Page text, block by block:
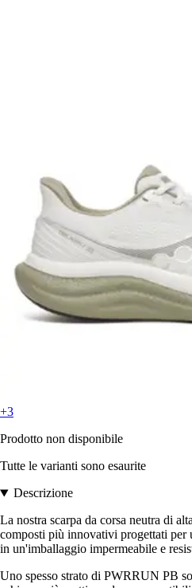
+3
Prodotto non disponibile
Tutte le varianti sono esaurite
Descrizione
La nostra scarpa da corsa neutra di
composti più innovativi progettati per
in un'imballaggio impermeabile e
Uno spesso strato di PWRRUN PB